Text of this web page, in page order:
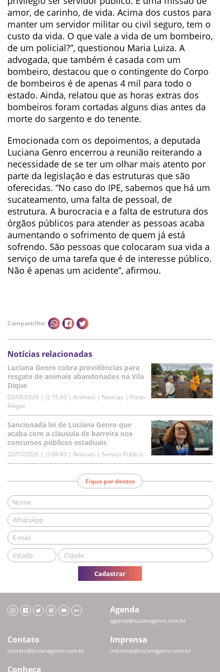
amor, de carinho, de vida. Acima dos custos para
manter um servidor militar ou civil seguro, tem o
custo da vida. O que vale a vida de um bombeiro,
de um policial?”, questionou Maria Luiza. A
advogada, que também é casada com um
bombeiro, destacou que o contingente do Corpo
de bombeiros é de apenas 4 mil para todo o
estado. Ainda, relatou que as horas extras dos
bombeiros foram cortadas alguns dias antes da
morte do sargento e do tenente.
Emocionada com os depoimentos, a deputada
Luciana Genro encerrou a reunião reiterando a
necessidade de se ter um olhar mais atento por
parte da legislação e das estruturas que são
oferecidas. “No caso do IPE, sabemos que há um
sucateamento, uma falta de pessoal, de
estrutura. A burocracia e a falta de estrutura dos
órgãos públicos para atender as pessoas acaba
aumentando o sofrimento de quem já está
sofrendo. São pessoas que colocaram sua vida a
serviço de uma tarefa que é de interesse público.
Não é apenas um acidente”, afirmou.
Compartilhe:
Notícias relacionadas
Luciana Genro cobra providências para
resgate de animais abandonados na Vila
Dique
03/08/2026 | ◷ 15:43 | Animais | Notícias | Porto
Alegre
Sancionada lei de Luciana Genro que
acaba com a cláusula de barreira nos
concursos públicos estaduais
22/07/2026 | ◷ 08:45 | Notícias | Serviço Público
Fique por dentro
Cadastrar
Agenda
agenda@lucianagenro.com.br
Contato
contato@lucianagenro.com.br
Imprensa
imprensa@lucianagenro.com.br
Conheça